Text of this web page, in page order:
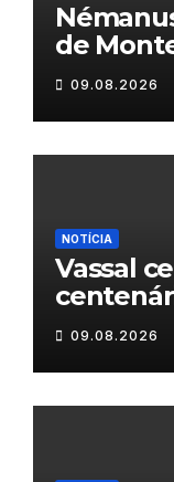
de
09.08.2026
NOTÍCIA
Vassal
histórias
09.08.2026